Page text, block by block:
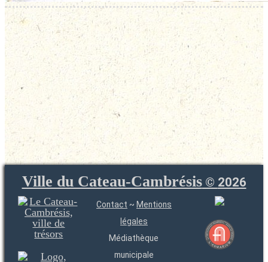
Ville du Cateau-Cambrésis© 2026
Contact ~ Mentions
légales
Médiathèque
municipale